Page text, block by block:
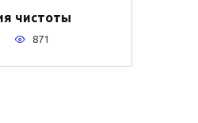
чистоты
871